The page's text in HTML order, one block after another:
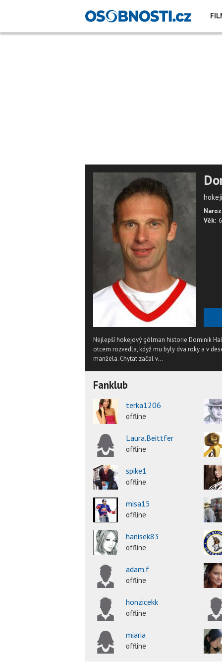
Věk:
Nejlepší hokejový gólman historie Dominik
otcem rozvedla, když mu byly dva roky a v
manžela. Chytat začal v...
Fanklub
terka1206
offline
Laura.Beittfer
offline
spike1
offline
misa15
offline
hanisek83
offline
adam.f
offline
honzicekk
offline
miaria
offline